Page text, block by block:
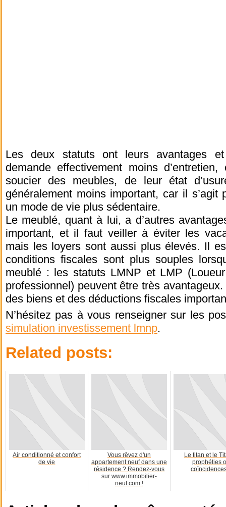
Les deux statuts ont leurs avantages
demande effectivement moins
soucier des meubles, de leur état
généralement moins important, car il
un mode de vie plus sédentaire.
Le meublé, quant à lui, a d’autres
important, et il faut veiller à éviter les
mais les loyers sont aussi plus élevés. Il
conditions fiscales sont plus souples
meublé : les statuts LMNP et LMP
professionnel) peuvent être très
des biens et des déductions fiscales
N’hésitez pas à vous renseigner sur les
simulation investissement lmnp.
Related posts:
Air conditionné et confort
de vie
Vous rêvez d'un
appartement neuf dans une
résidence ? Rendez-vous
sur www.immobilier-
neuf.com !
Le titan et le
prophéties